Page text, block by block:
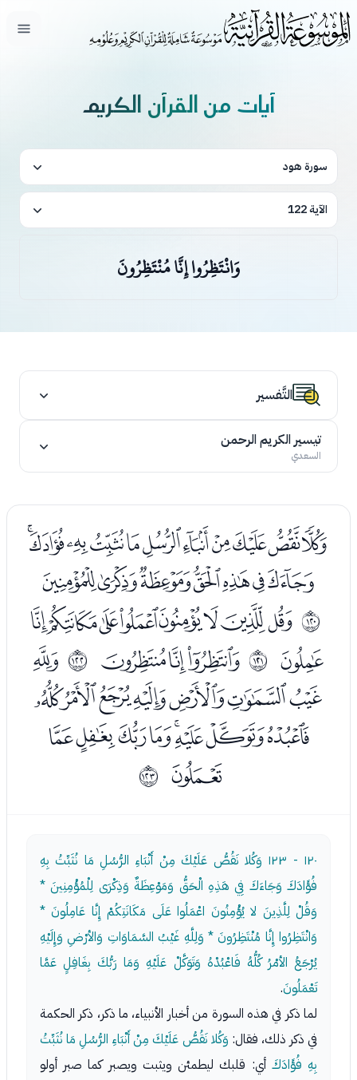
فتح
آيات من القرآن الكريم
سورة هود
الآية 122
وَانْتَظِرُوا إِنَّا مُنْتَظِرُونَ
التَّفسير
تيسير الكريم الرحمن
السعدي
ﭯﭰﭱﭲﭳﭴﭵﭶﭷﭸﭹ
ﭺﭻﭼﭽﭾﭿﮀ
ﱷ ﮂﮃﮄﮅﮆﮇﮈﮉ
ﮊ ﱸ ﮌﮍﮎ ﱹ ﮐ
ﮑﮒﮓﮔﮕﮖﮗ
ﮘﮙﮚﮛﮜﮝﮞﮟ
ﮠ ﱺ
١٢٠ - ١٢٣
وَكُلا نَقُصُّ عَلَيْكَ مِنْ أَنْبَاءِ الرُّسُلِ مَا نُثَبِّتُ بِهِ
فُؤَادَكَ وَجَاءَكَ فِي هَذِهِ الْحَقُّ وَمَوْعِظَةٌ وَذِكْرَى لِلْمُؤْمِنِينَ *
وَقُلْ لِلَّذِينَ لا يُؤْمِنُونَ اعْمَلُوا عَلَى مَكَانَتِكُمْ إِنَّا عَامِلُونَ *
وَانْتَظِرُوا إِنَّا مُنْتَظِرُونَ * وَلِلَّهِ غَيْبُ السَّمَاوَاتِ وَالأرْضِ وَإِلَيْهِ
يُرْجَعُ الأمْرُ كُلُّهُ فَاعْبُدْهُ وَتَوَكَّلْ عَلَيْهِ وَمَا رَبُّكَ بِغَافِلٍ عَمَّا
تَعْمَلُونَ.
لما ذكر في هذه السورة من أخبار الأنبياء، ما ذكر، ذكر الحكمة
في ذكر ذلك، فقال: وَكُلا نَقُصُّ عَلَيْكَ مِنْ أَنْبَاءِ الرُّسُلِ مَا نُثَبِّتُ
بِهِ فُؤَادَكَ أي: قلبك ليطمئن ويثبت ويصبر كما صبر أولو